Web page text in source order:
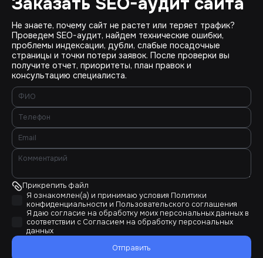
Не знаете, почему сайт не растет или теряет трафик?
Проведем SEO-аудит, найдем технические ошибки,
проблемы индексации, дубли, слабые посадочные
страницы и точки потери заявок. После проверки вы
получите отчет, приоритеты, план правок и
консультацию специалиста.
Прикрепить файл
Я ознакомлен(а) и принимаю условия Политики
конфиденциальности и Пользовательского соглашения
Я даю согласие на обработку моих персональных данных в
соответствии с Согласием на обработку персональных
данных
Отправить